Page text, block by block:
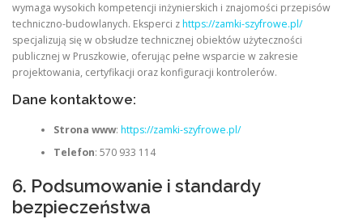
wymaga wysokich kompetencji inżynierskich i znajomości przepisów
techniczno-budowlanych. Eksperci zhttps://zamki-szyfrowe.pl/
specjalizują się w obsłudze technicznej obiektów użyteczności
publicznej w Pruszkowie, oferując pełne wsparcie w zakresie
projektowania, certyfikacji oraz konfiguracji kontrolerów.
Dane kontaktowe:
Strona www: https://zamki-szyfrowe.pl/
Telefon: 570 933 114
6. Podsumowanie i standardy
bezpieczeństwa